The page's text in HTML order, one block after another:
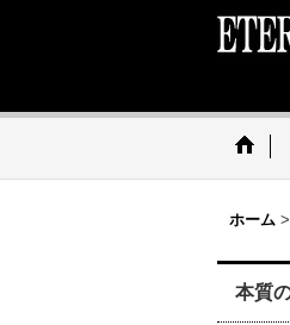
ホーム >
本質